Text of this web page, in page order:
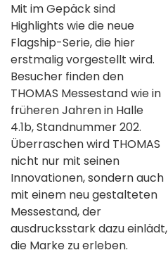
Mit im Gepäck sind
Highlights wie die neue
Flagship-Serie, die hier
erstmalig vorgestellt wird.
Besucher finden den
THOMAS Messestand wie in
früheren Jahren in Halle
4.1b, Standnummer 202.
Überraschen wird THOMAS
nicht nur mit seinen
Innovationen, sondern auch
mit einem neu gestalteten
Messestand, der
ausdrucksstark dazu einlädt,
die Marke zu erleben.